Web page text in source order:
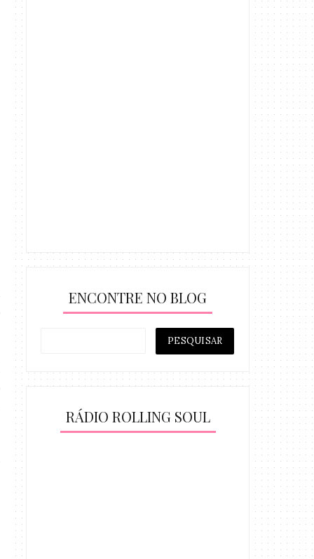
ENCONTRE NO BLOG
RÁDIO ROLLING SOUL